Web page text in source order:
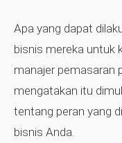
Apa yang dapat
bisnis mereka untuk
manajer pemasaran
mengatakan itu
tentang peran yang
bisnis Anda.